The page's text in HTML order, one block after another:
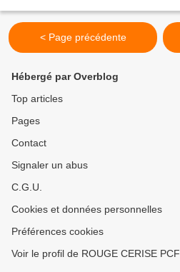
< Page précédente
Hébergé par Overblog
Top articles
Pages
Contact
Signaler un abus
C.G.U.
Cookies et données personnelles
Préférences cookies
Voir le profil de ROUGE CERISE